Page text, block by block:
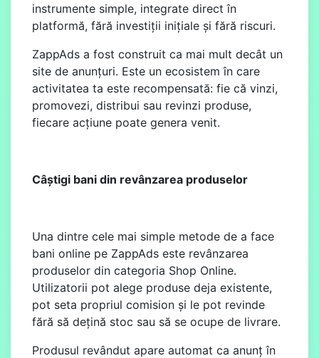
instrumente simple, integrate direct în
platformă, fără investiții inițiale și fără riscuri.
ZappAds a fost construit ca mai mult decât un
site de anunțuri. Este un ecosistem în care
activitatea ta este recompensată: fie că vinzi,
promovezi, distribui sau revinzi produse,
fiecare acțiune poate genera venit.
Câștigi bani din revânzarea produselor
Una dintre cele mai simple metode de a face
bani online pe ZappAds este revânzarea
produselor din categoria Shop Online.
Utilizatorii pot alege produse deja existente,
pot seta propriul comision și le pot revinde
fără să dețină stoc sau să se ocupe de livrare.
Produsul revândut apare automat ca anunț în